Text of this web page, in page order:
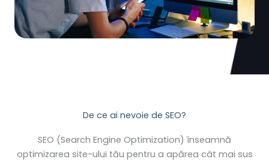
De ce ai nevoie de SEO?
SEO (Search Engine Optimization) înseamnă
optimizarea site-ului tău pentru a apărea cât mai sus